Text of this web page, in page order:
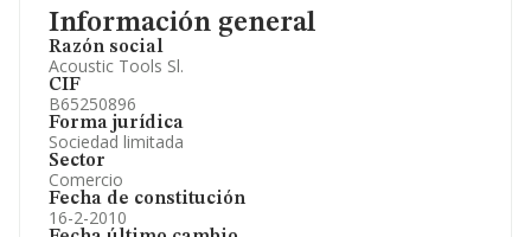
Información general
Razón social
Acoustic Tools Sl.
CIF
B65250896
Forma jurídica
Sociedad limitada
Sector
Comercio
Fecha de constitución
16-2-2010
Información oficial y registral complementaria.